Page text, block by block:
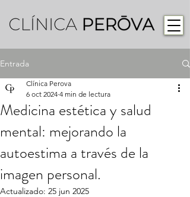
Entrada
Medicina estética y salud
mental: mejorando la
autoestima a través de la
imagen personal.
Clínica Perova
6 oct 2024 4 min de lectura
Actualizado: 25 jun 2025